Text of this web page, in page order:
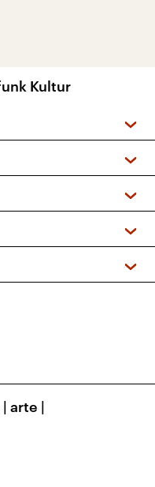
Kultur
| arte |